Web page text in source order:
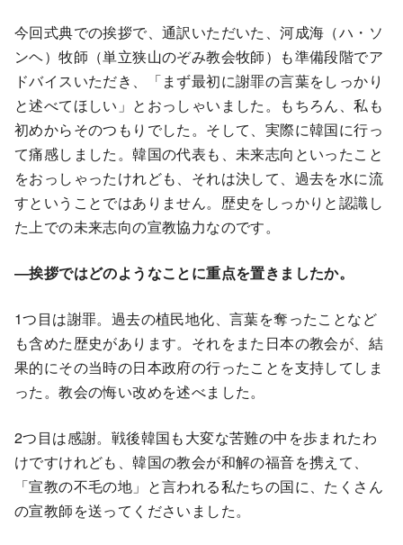
今回式典での挨拶で、通訳いただいた、河成海（ハ・ソ
ンヘ）牧師（単立狭山のぞみ教会牧師）も準備段階でア
ドバイスいただき、「まず最初に謝罪の言葉をしっかり
と述べてほしい」とおっしゃいました。もちろん、私も
初めからそのつもりでした。そして、実際に韓国に行っ
て痛感しました。韓国の代表も、未来志向といったこと
をおっしゃったけれども、それは決して、過去を水に流
すということではありません。歴史をしっかりと認識し
た上での未来志向の宣教協力なのです。
―挨拶ではどのようなことに重点を置きましたか。
1つ目は謝罪。過去の植民地化、言葉を奪ったことなど
も含めた歴史があります。それをまた日本の教会が、結
果的にその当時の日本政府の行ったことを支持してしま
った。教会の悔い改めを述べました。
2つ目は感謝。戦後韓国も大変な苦難の中を歩まれたわ
けですけれども、韓国の教会が和解の福音を携えて、
「宣教の不毛の地」と言われる私たちの国に、たくさん
の宣教師を送ってくださいました。